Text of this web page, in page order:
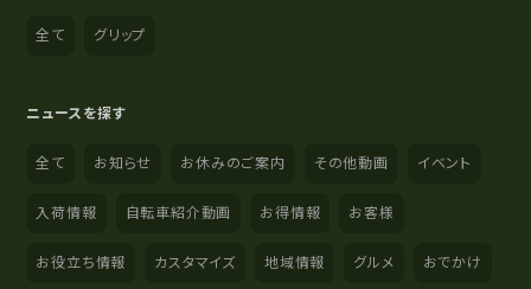
全て グリップ
ニュースを探す
全て お知らせ お休みのご案内 その他動画 イベント
入荷情報 自転車紹介動画 お得情報 お客様
お役立ち情報 カスタマイズ 地域情報 グルメ おでかけ